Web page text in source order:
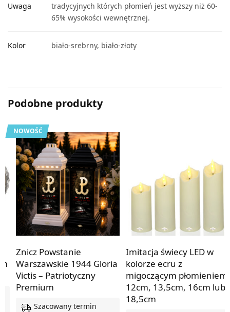
Uwaga
tradycyjnych których płomień jest wyższy niż 60-
65% wysokości wewnętrznej.
Kolor biało-srebrny, biało-złoty
Podobne produkty
NOWOŚĆ
Znicz Powstanie
Warszawskie 1944 Gloria
Victis – Patriotyczny
Premium
Szacowany termin
Imitacja świecy LED w
kolorze ecru z
migoczącym płomieniem
12cm, 13,5cm, 16cm lub
18,5cm